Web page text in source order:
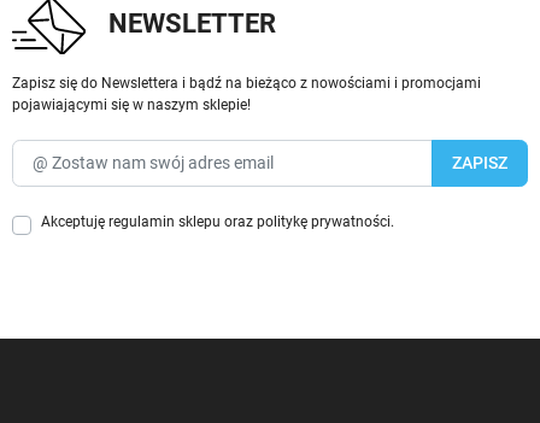
NEWSLETTER
Zapisz się do Newslettera i bądź na bieżąco z nowościami i promocjami
pojawiającymi się w naszym sklepie!
Akceptuję regulamin sklepu oraz politykę prywatności.